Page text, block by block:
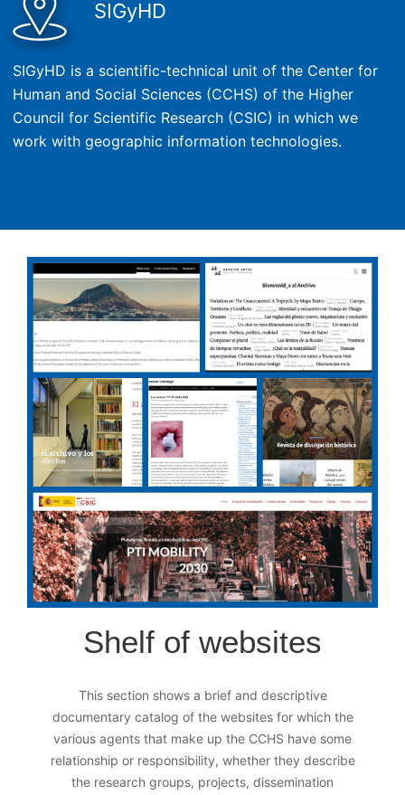
SIGyHD
SIGyHD is a scientific-technical unit of the Center for
Human and Social Sciences (CCHS) of the Higher
Council for Scientific Research (CSIC) in which we
work with geographic information technologies.
Shelf of websites
This section shows a brief and descriptive
documentary catalog of the websites for which the
various agents that make up the CCHS have some
relationship or responsibility, whether they describe
the research groups, projects, dissemination